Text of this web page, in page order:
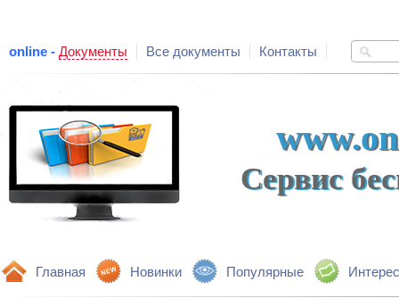
online - Документы Все документы Контакты
Сервис
Главная Новинки Популярные